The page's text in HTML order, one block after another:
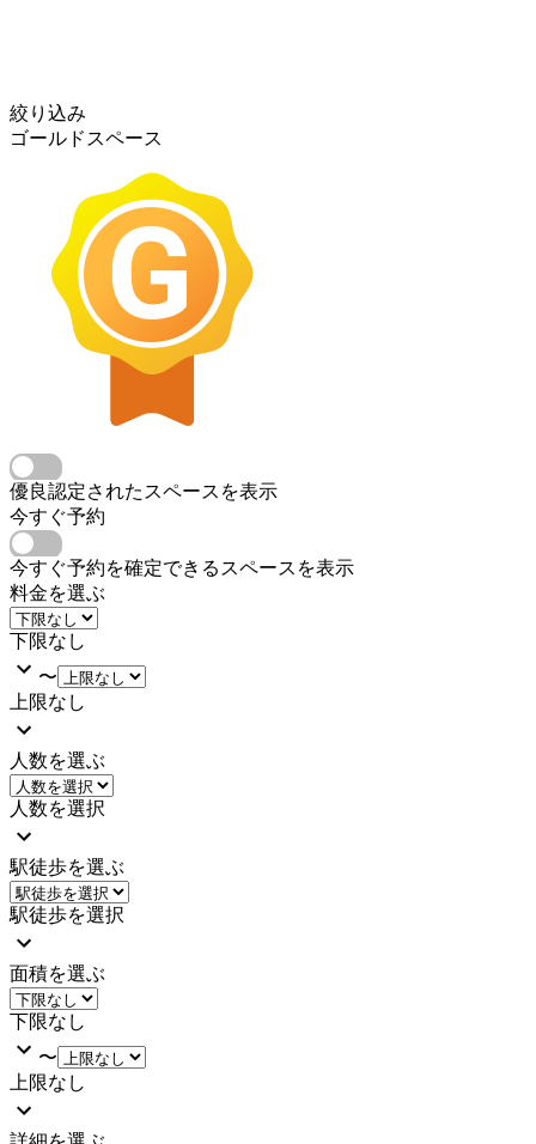
絞り込み
ゴールドスペース
優良認定されたスペースを表示
今すぐ予約
今すぐ予約を確定できるスペースを表示
料金を選ぶ
下限なし
〜
上限なし
人数を選ぶ
人数を選択
駅徒歩を選ぶ
駅徒歩を選択
面積を選ぶ
下限なし
〜
上限なし